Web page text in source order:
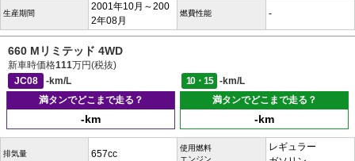
生産期間
2001年10月～200
2年08月
燃費性能 -
660 Mリミテッド 4WD
新車時価格111万円(税抜)
JC08
-km/L 10・15
-km/L
満タンでどこまで走る？
-km
満タンでどこまで走る？
-km
排気量 657cc
使用燃料
エンジン
レギュラー